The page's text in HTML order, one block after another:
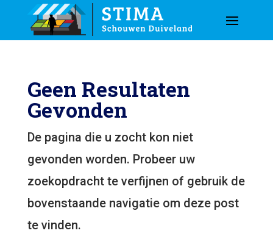
Geen Resultaten
Gevonden
De pagina die u zocht kon niet
gevonden worden. Probeer uw
zoekopdracht te verfijnen of gebruik de
bovenstaande navigatie om deze post
te vinden.